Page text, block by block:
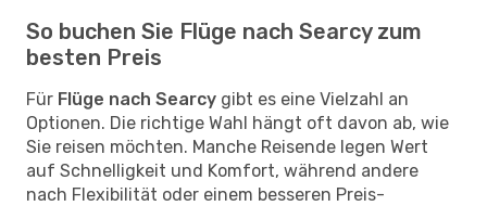
So buchen Sie Flüge nach Searcy zum
besten Preis
Für Flüge nach Searcy gibt es eine Vielzahl an
Optionen. Die richtige Wahl hängt oft davon ab, wie
Sie reisen möchten. Manche Reisende legen Wert
auf Schnelligkeit und Komfort, während andere
nach Flexibilität oder einem besseren Preis-